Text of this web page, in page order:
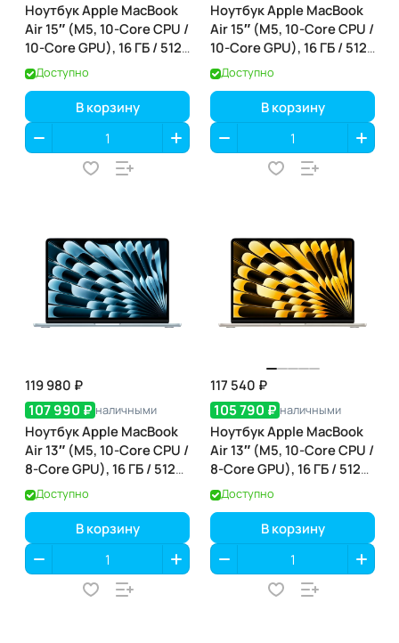
Ноутбук Apple MacBook
Air 15″ (M5, 10-Core CPU /
10-Core GPU), 16 ГБ / 512
ГБ, Midnight
(полуночный) (MDVH4)
Доступно
В корзину
Ноутбук Apple MacBook
Air 15″ (M5, 10-Core CPU /
10-Core GPU), 16 ГБ / 512
ГБ, Starlight (сияющая
звезда) (MDVD4)
Доступно
В корзину
119 980 ₽
107 990 ₽ наличными
Ноутбук Apple MacBook
Air 13″ (M5, 10-Core CPU /
8-Core GPU), 16 ГБ / 512
ГБ, Sky Blue (небесно-
голубой) (MDHH4)
Доступно
В корзину
117 540 ₽
105 790 ₽ наличными
Ноутбук Apple MacBook
Air 13″ (M5, 10-Core CPU /
8-Core GPU), 16 ГБ / 512
ГБ, Starlight (сияющая
звезда) (MDHA4)
Доступно
В корзину